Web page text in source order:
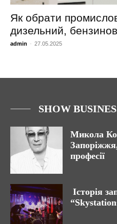
Як обрати
дизельний,
admin - 27.05.2025
SHOW
Микола
професії
Історія